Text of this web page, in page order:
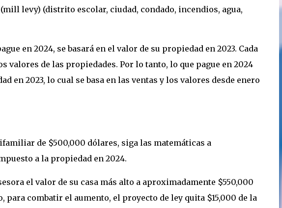
levy) (distrito escolar, ciudad, condado, incendios, agua,
en 2024, se basará en el valor de su propiedad en 2023. Cada
valores de las propiedades. Por lo tanto, lo que pague en 2024
en 2023, lo cual se basa en las ventas y los valores desde enero
de $500,000 dólares, siga las matemáticas a
a la propiedad en 2024.
el valor de su casa más alto a aproximadamente $550,000
para combatir el aumento, el proyecto de ley quita $15,000 de la